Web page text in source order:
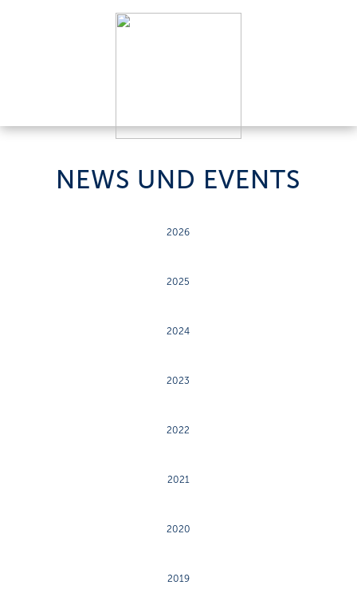
NEWS UND EVENTS
2026
2025
2024
2023
2022
2021
2020
2019